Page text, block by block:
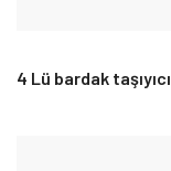
4 Lü bardak taşıyıcı